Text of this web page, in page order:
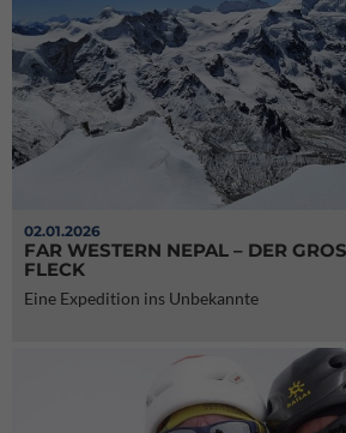
02.01.2026
FAR WESTERN NEPAL – DER
ECK
Eine Expedition ins Unbekannte